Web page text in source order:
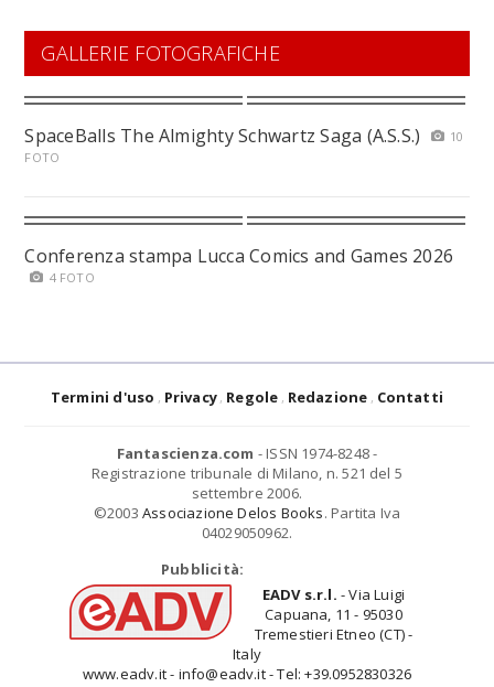
GALLERIE FOTOGRAFICHE
SpaceBalls The Almighty Schwartz Saga (A.S.S.)
10
FOTO
Conferenza stampa Lucca Comics and Games 2026
4 FOTO
Termini d'uso Privacy Regole Redazione Contatti
Fantascienza.com - ISSN 1974-8248 -
Registrazione tribunale di Milano, n. 521 del 5
settembre 2006.
©2003 Associazione Delos Books. Partita Iva
04029050962.
Pubblicità:
EADV s.r.l. - Via Luigi
Capuana, 11 - 95030
Tremestieri Etneo (CT) -
Italy
www.eadv.it - info@eadv.it - Tel: +39.0952830326